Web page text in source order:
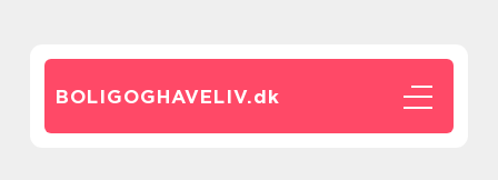
BOLIGOGHAVELIV.dk